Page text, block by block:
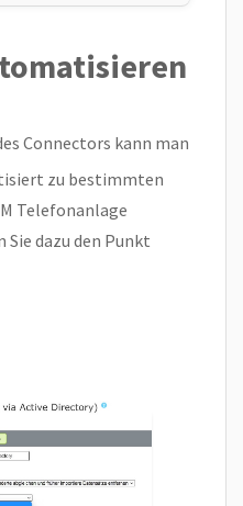
Connectors kann man
zu bestimmten
Telefonanlage
Sie dazu den Punkt